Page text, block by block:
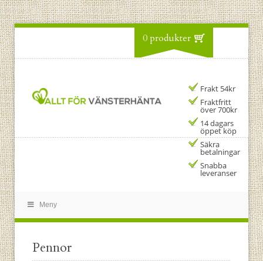
0 produkter
Frakt 54kr
Fraktfritt
över 700kr
14 dagars
öppet köp
Säkra
betalningar
Snabba
leveranser
Meny
Pennor